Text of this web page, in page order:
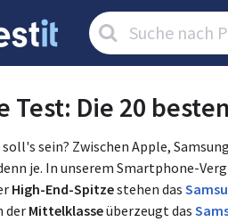
Artikel
suchen:
Test: Die 20
soll's sein? Zwischen Apple,
je. In unserem Smartphone-
High-End-Spitzestehen das
derMittelklasseüberzeugt das